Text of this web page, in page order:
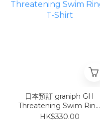
日本預訂 graniph GH
Threatening Swim Ring
| T-Shirt
HK$330.00